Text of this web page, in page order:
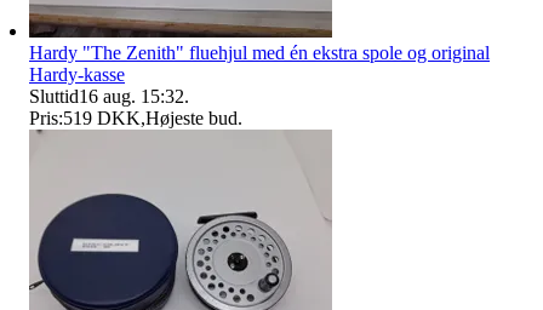
Hardy "The Zenith" fluehjul med én ekstra spole og original
Hardy-kasse
Sluttid16 aug. 15:32.
Pris:519 DKK,Højeste bud.